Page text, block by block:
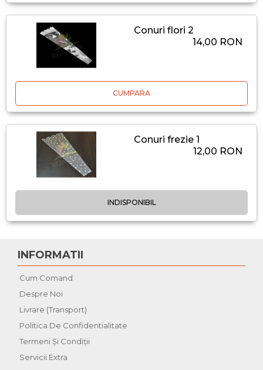
Conuri flori 2
14,00 RON
CUMPARA
Conuri frezie 1
12,00 RON
INDISPONIBIL
INFORMATII
Cum Comand
Despre Noi
Livrare (Transport)
Politica De Confidentialitate
Termeni Şi Condiţii
Servicii Extra